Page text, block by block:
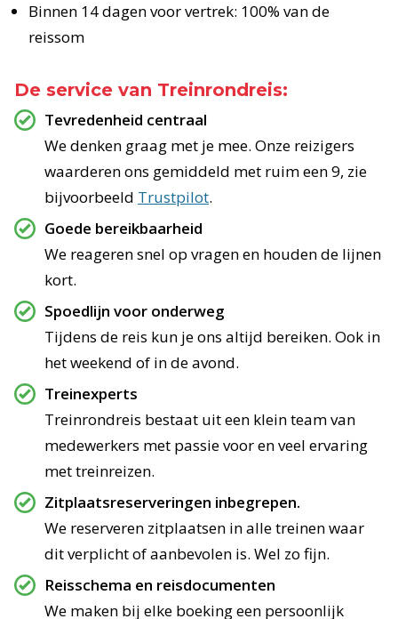
Binnen 14 dagen voor vertrek: 100% van de
reissom
De service van Treinrondreis:
Tevredenheid centraal
We denken graag met je mee. Onze reizigers
waarderen ons gemiddeld met ruim een 9, zie
bijvoorbeeld Trustpilot.
Goede bereikbaarheid
We reageren snel op vragen en houden de lijnen
kort.
Spoedlijn voor onderweg
Tijdens de reis kun je ons altijd bereiken. Ook in
het weekend of in de avond.
Treinexperts
Treinrondreis bestaat uit een klein team van
medewerkers met passie voor en veel ervaring
met treinreizen.
Zitplaatsreserveringen inbegrepen.
We reserveren zitplaatsen in alle treinen waar
dit verplicht of aanbevolen is. Wel zo fijn.
Reisschema en reisdocumenten
We maken bij elke boeking een persoonlijk